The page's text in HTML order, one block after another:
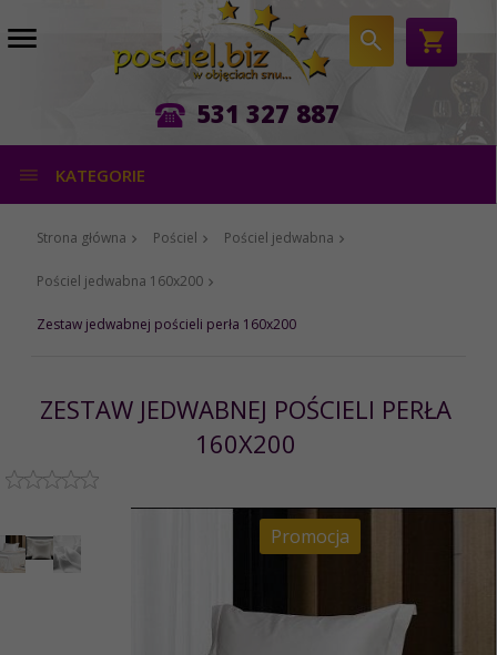
531 327 887
KATEGORIE
Strona główna Pościel Pościel jedwabna
Pościel jedwabna 160x200
Zestaw jedwabnej pościeli perła 160x200
ZESTAW JEDWABNEJ POŚCIELI PERŁA
160X200
Promocja